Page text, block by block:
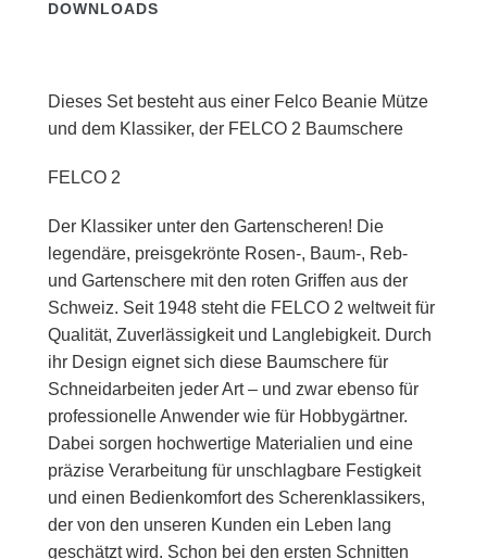
DOWNLOADS
Dieses Set besteht aus einer Felco Beanie Mütze
und dem Klassiker, der FELCO 2 Baumschere
FELCO 2
Der Klassiker unter den Gartenscheren! Die
legendäre, preisgekrönte Rosen-, Baum-, Reb-
und Gartenschere mit den roten Griffen aus der
Schweiz. Seit 1948 steht die FELCO 2 weltweit für
Qualität, Zuverlässigkeit und Langlebigkeit. Durch
ihr Design eignet sich diese Baumschere für
Schneidarbeiten jeder Art – und zwar ebenso für
professionelle Anwender wie für Hobbygärtner.
Dabei sorgen hochwertige Materialien und eine
präzise Verarbeitung für unschlagbare Festigkeit
und einen Bedienkomfort des Scherenklassikers,
der von den unseren Kunden ein Leben lang
geschätzt wird. Schon bei den ersten Schnitten